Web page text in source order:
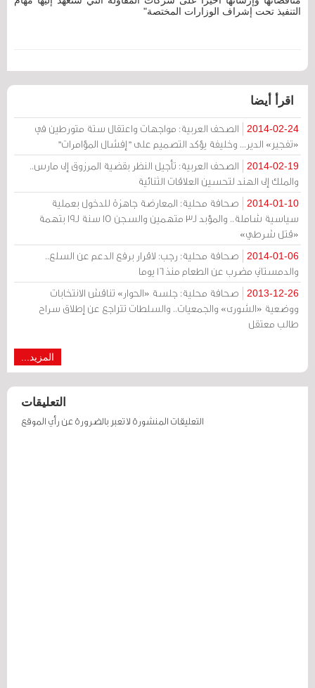
التنفيذ تحت إشراف الوزارات المختصة"
اقرأ أيضا
2014-02-24
الصحف العربية: مواجهات واعتقال ستة متورطين في
«تفجير» الدير... وخليفة يؤكد التصميم على "إفشال المؤامرات"
2014-02-19
الصحف العربية: تأجيل النظر بقضية المرزوق إلى مارس..
والملك إلى الهند لتحسين العلاقات الثنائية
2014-01-10
صحافة محلية: المعارضة جاهزة للدخول بعملية
سياسية شاملة.. والمؤبد لـ3 متهمين والسجن 15 سنة لـ19 بتهمة
«قتل شرطي»
2014-01-06
صحافة محلية: رجب: لاقرار برفع الدعم عن السلع..
والدمستاني مضرب عن الطعام منذ 16 يوما
2013-12-26
صحافة محلية: جلسة «الحوار» تناقش الانتخابات
ووضعية «الشورى» والجمعيات.. والسلطات تتراجع عن إطلاق سراح
طالب معتقل
المزيد...
التعليقات
التعليقات المنشورة لا تعبر بالضرورة عن رأي الموقع